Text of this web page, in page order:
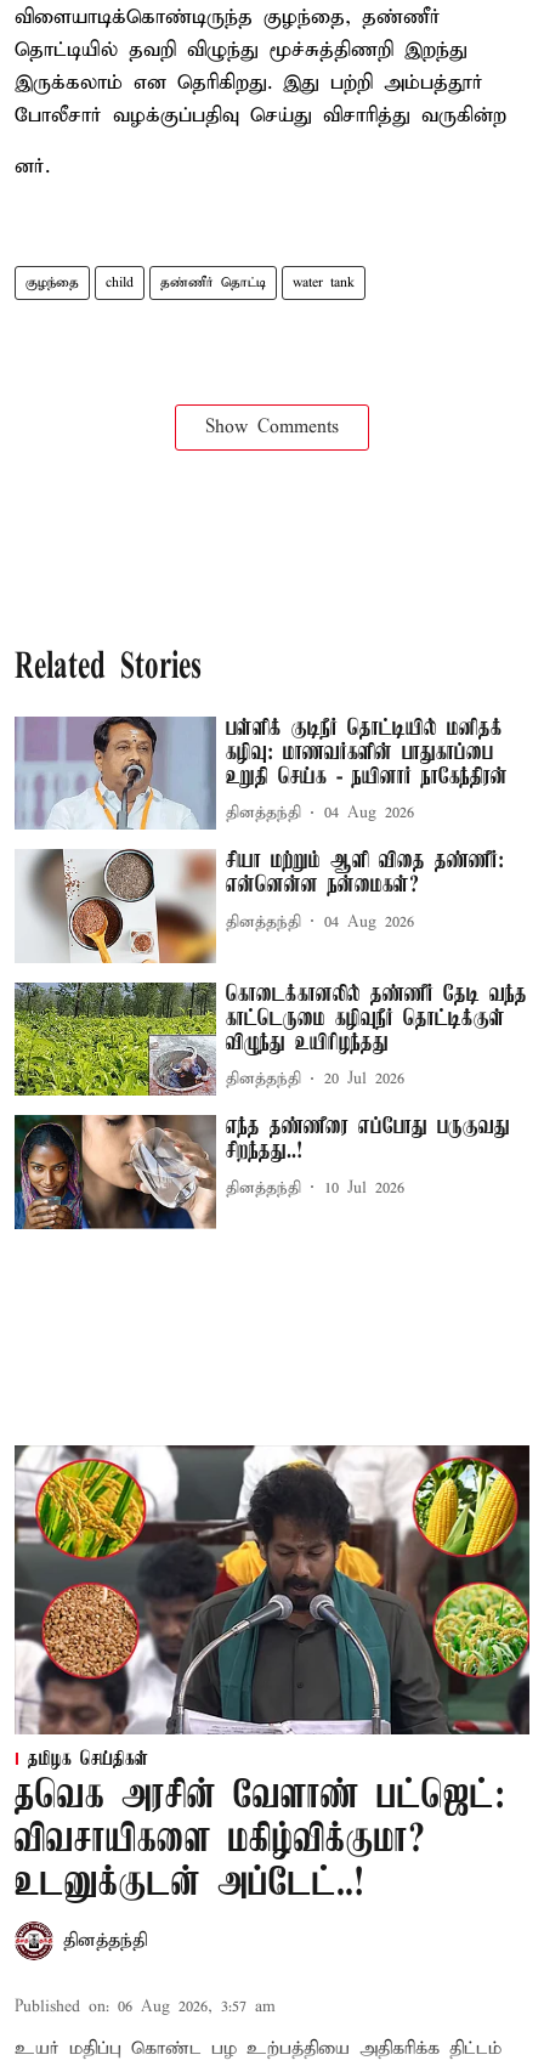
விளையாடிக்கொண்டிருந்த குழந்தை, தண்ணீர்
தொட்டியில் தவறி விழுந்து மூச்சுத்திணறி இறந்து
இருக்கலாம் என தெரிகிறது. இது பற்றி அம்பத்தூர்
போலீசார் வழக்குப்பதிவு செய்து விசாரித்து வருகின்ற
னர்.
குழந்தை child தண்ணீர் தொட்டி water tank
Show Comments
Related Stories
பள்ளிக் குடிநீர் தொட்டியில் மனிதக்
கழிவு: மாணவர்களின் பாதுகாப்பை
உறுதி செய்க - நயினார் நாகேந்திரன்
தினத்தந்தி 04 Aug 2026
சியா மற்றும் ஆளி விதை தண்ணீர்:
என்னென்ன நன்மைகள்?
தினத்தந்தி 04 Aug 2026
கொடைக்கானலில் தண்ணீர் தேடி வந்த
காட்டெருமை கழிவுநீர் தொட்டிக்குள்
விழுந்து உயிரிழந்தது
தினத்தந்தி 20 Jul 2026
எந்த தண்ணீரை எப்போது பருகுவது
சிறந்தது..!
தினத்தந்தி 10 Jul 2026
தமிழக செய்திகள்
தவெக அரசின் வேளாண் பட்ஜெட்:
விவசாயிகளை மகிழ்விக்குமா?
உடனுக்குடன் அப்டேட்..!
தினத்தந்தி
Published on: 06 Aug 2026, 3:57 am
உயர் மதிப்பு கொண்ட பழ உற்பத்தியை அதிகரிக்க திட்டம்